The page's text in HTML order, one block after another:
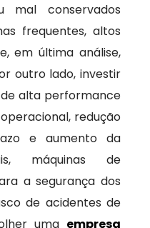
mal conservados
frequentes, altos
em última análise,
outro lado, investir
alta performance
redução
e aumento da
máquinas de
a segurança dos
de acidentes de
uma empresa